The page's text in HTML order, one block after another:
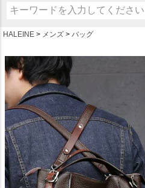
HALEINE メンズ バッグ